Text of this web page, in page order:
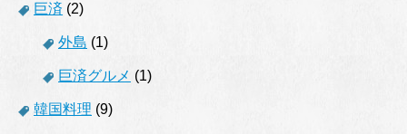
巨済 (2)
外島 (1)
巨済グルメ (1)
韓国料理 (9)